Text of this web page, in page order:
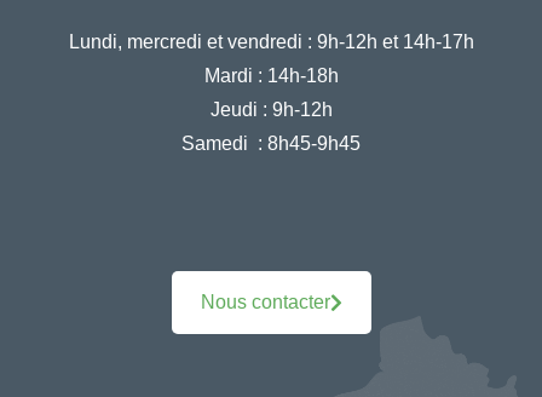
Lundi, mercredi et vendredi : 9h-12h et 14h-17h
Mardi : 14h-18h
Jeudi : 9h-12h
Samedi : 8h45-9h45
Nous contacter